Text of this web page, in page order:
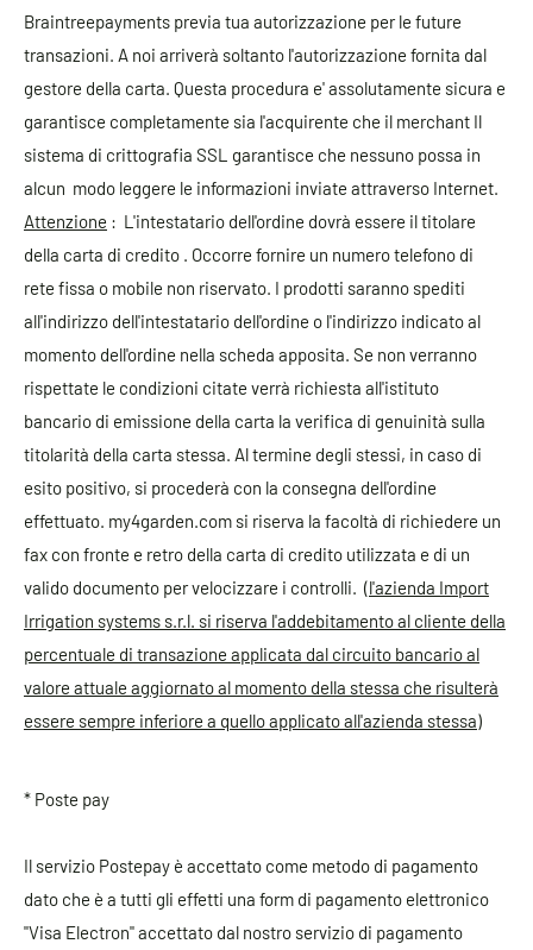
Braintreepayments previa tua autorizzazione per le future
transazioni. A noi arriverà soltanto l'autorizzazione fornita dal
gestore della carta. Questa procedura e' assolutamente sicura e
garantisce completamente sia l'acquirente che il merchant Il
sistema di crittografia SSL garantisce che nessuno possa in
alcun modo leggere le informazioni inviate attraverso Internet.
Attenzione : L'intestatario dell'ordine dovrà essere il titolare
della carta di credito . Occorre fornire un numero telefono di
rete fissa o mobile non riservato. I prodotti saranno spediti
all'indirizzo dell'intestatario dell'ordine o l'indirizzo indicato al
momento dell'ordine nella scheda apposita. Se non verranno
rispettate le condizioni citate verrà richiesta all'istituto
bancario di emissione della carta la verifica di genuinità sulla
titolarità della carta stessa. Al termine degli stessi, in caso di
esito positivo, si procederà con la consegna dell'ordine
effettuato. my4garden.com si riserva la facoltà di richiedere un
fax con fronte e retro della carta di credito utilizzata e di un
valido documento per velocizzare i controlli. (l'azienda Import
Irrigation systems s.r.l. si riserva l'addebitamento al cliente della
percentuale di transazione applicata dal circuito bancario al
valore attuale aggiornato al momento della stessa che risulterà
essere sempre inferiore a quello applicato all'azienda stessa)
* Poste pay
Il servizio Postepay è accettato come metodo di pagamento
dato che è a tutti gli effetti una form di pagamento elettronico
"Visa Electron" accettato dal nostro servizio di pagamento